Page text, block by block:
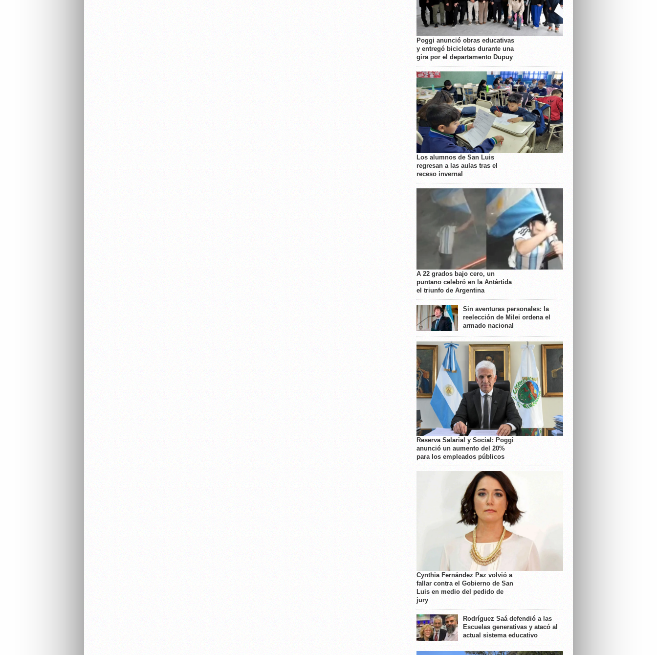
Poggi anunció obras educativas
y entregó bicicletas durante una
gira por el departamento Dupuy
Los alumnos de San Luis
regresan a las aulas tras el
receso invernal
A 22 grados bajo cero, un
puntano celebró en la Antártida
el triunfo de Argentina
Sin aventuras personales: la
reelección de Milei ordena el
armado nacional
Reserva Salarial y Social: Poggi
anunció un aumento del 20%
para los empleados públicos
Cynthia Fernández Paz volvió a
fallar contra el Gobierno de San
Luis en medio del pedido de
jury
Rodríguez Saá defendió a las
Escuelas generativas y atacó al
actual sistema educativo